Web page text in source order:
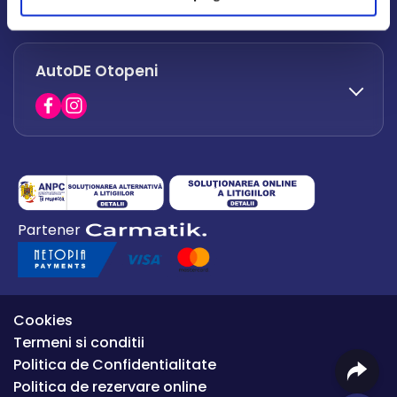
office.afumati@autode.ro
0730 063 852
0730 063 851
AutoDE Otopeni
0754 649 360
office.premium@autode.ro
Partener
Cookies
Termeni si conditii
Politica de Confidentialitate
Politica de rezervare online